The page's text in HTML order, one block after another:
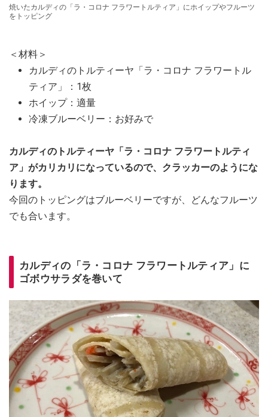
焼いたカルディの「ラ・コロナ フラワートルティア」にホイップやフルーツ
をトッピング
＜材料＞
カルディのトルティーヤ「ラ・コロナ フラワートル
ティア」：1枚
ホイップ：適量
冷凍ブルーベリー：お好みで
カルディのトルティーヤ「ラ・コロナ フラワートルティ
ア」がカリカリになっているので、クラッカーのようにな
ります。
今回のトッピングはブルーベリーですが、どんなフルーツ
でも合います。
カルディの「ラ・コロナ フラワートルティア」に
ゴボウサラダを巻いて